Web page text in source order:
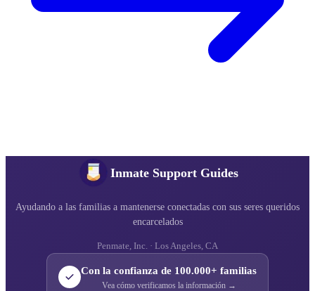
Inmate Support Guides
Ayudando a las familias a mantenerse conectadas con sus seres queridos
encarcelados
Penmate, Inc. · Los Angeles, CA
Con la confianza de 100.000+ familias
Vea cómo verificamos la información →